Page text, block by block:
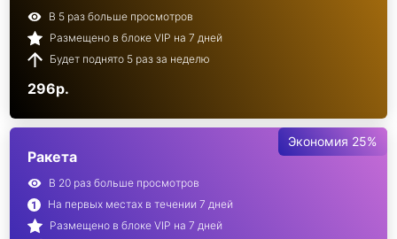
В 5 раз больше просмотров
Размещено в блоке VIP на 7 дней
Будет поднято 5 раз за неделю
296р.
Экономия 25%
Ракета
В 20 раз больше просмотров
На первых местах в течении 7 дней
Размещено в блоке VIP на 7 дней